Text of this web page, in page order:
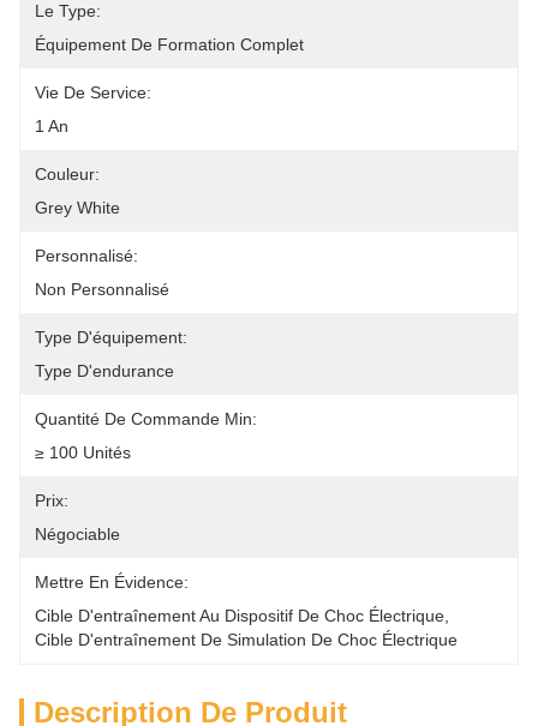
Le Type:
Équipement De Formation Complet
Vie De Service:
1 An
Couleur:
Grey White
Personnalisé:
Non Personnalisé
Type D'équipement:
Type D'endurance
Quantité De Commande Min:
≥ 100 Unités
Prix:
Négociable
Mettre En Évidence:
Cible D'entraînement Au Dispositif De Choc Électrique
Cible D'entraînement De Simulation De Choc Électrique
Description De Produit